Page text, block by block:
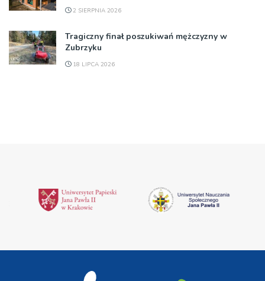
2 SIERPNIA 2026
Tragiczny finał poszukiwań mężczyzny w
Zubrzyku
18 LIPCA 2026